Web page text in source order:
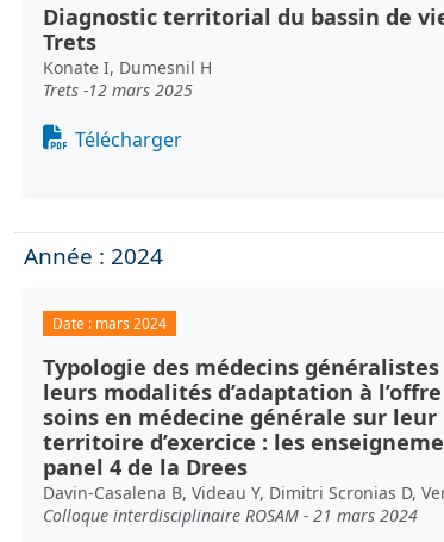
Diagnostic territorial du bassin de
Trets
Konate I, Dumesnil H
Trets -12 mars 2025
Document
Télécharger
Année : 2024
Date : mars 2024
Typologie des médecins
leurs modalités d’adaptation à
soins en médecine générale sur leur
territoire d’exercice : les
panel 4 de la Drees
Davin-Casalena B, Videau Y, Dimitri Scronias D,
Colloque interdisciplinaire ROSAM - 21 mars 2024